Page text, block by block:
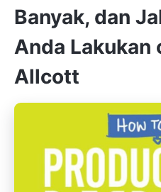
Banyak, dan
Anda Lakukan
Allcott